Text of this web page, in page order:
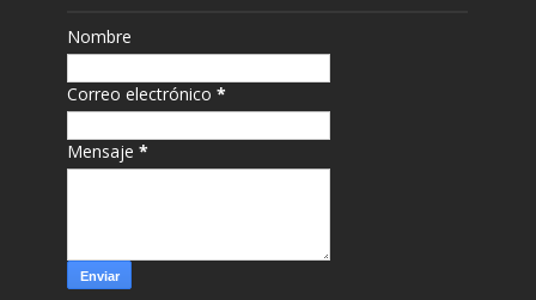
Nombre
Correo electrónico*
Mensaje*